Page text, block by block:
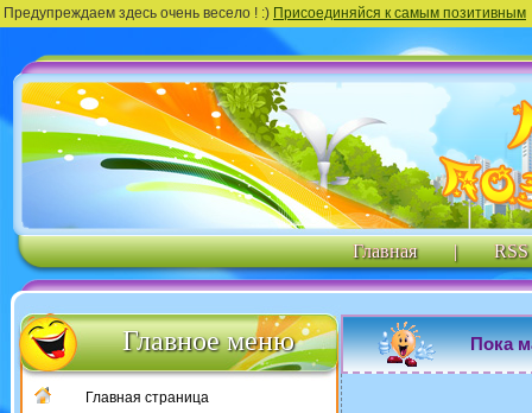
Предупреждаем здесь очень весело ! :) Присоединяйся к самым позитивным
Главная | RSS
Главное меню
Главная страница
Пока